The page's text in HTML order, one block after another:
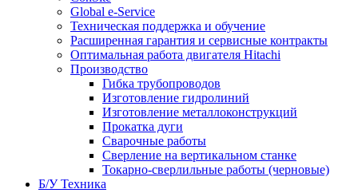
Global e-Service
Техническая поддержка и обучение
Расширенная гарантия и сервисные контракты
Оптимальная работа двигателя Hitachi
Производство
Гибка трубопроводов
Изготовление гидролиний
Изготовление металлоконструкций
Прокатка дуги
Сварочные работы
Сверление на вертикальном станке
Токарно-сверлильные работы (черновые)
Б/У Техника